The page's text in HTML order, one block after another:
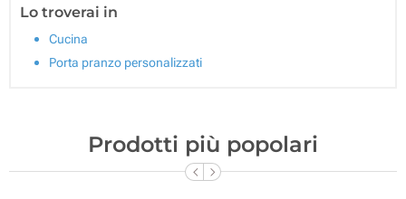
Lo troverai in
Cucina
Porta pranzo personalizzati
Prodotti più popolari